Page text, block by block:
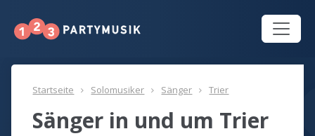
Startseite Solomusiker Sänger Trier
Sänger in und um Trier